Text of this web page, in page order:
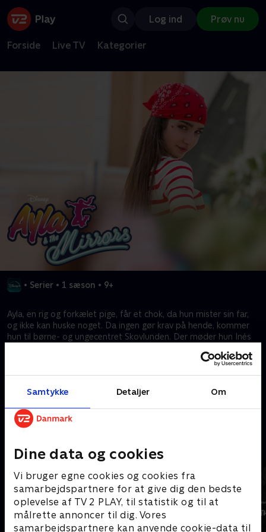
Samtykke Detaljer Om
Dine data og cookies
Vi bruger egne cookies og cookies fra
samarbejdspartnere for at give dig den bedste
oplevelse af TV 2 PLAY, til statistik og til at
målrette annoncer til dig. Vores
samarbejdspartnere kan anvende cookie-data til
Log ind Prøv nu
Forside Live TV Kategorier
• Serier • 1 sæson • 9+
Ayla, en rig og forkælet pige, får et chok, da hun mister sin far,
og ikke kan huske noget. Da ingen gør krav på hende, kommer
hun til børne- og ungecentret Skovlunden. Der møder hun Inés
overraskende evne: Hun kan høre andres følelser gennem
nyerhvervede arv.
Kræver tilkøb
Mere indhold fra Disney+